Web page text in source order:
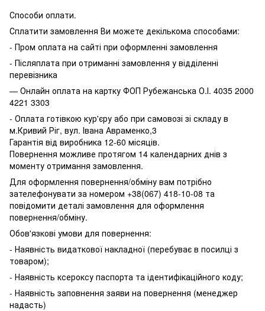
Способи оплати.
Сплатити замовлення Ви можете декількома способами:
- Пром оплата на сайті при оформленні замовлення
- Післяплата при отриманні замовлення у відділенні
перевізника
— Онлайн оплата на картку ФОП Рубежанська О.І. 4035 2000
4221 3303
- Оплата готівкою кур'єру або при самовозі зі складу в
м.Кривий Ріг, вул. Івана Авраменко,3
Гарантія від виробника 12-60 місяців.
Повернення можливе протягом 14 календарних днів з
моменту отримання замовлення.
Для оформлення повернення/обміну вам потрібно
зателефонувати за номером +38(067) 418-10-08 та
повідомити деталі замовлення для оформлення
повернення/обміну.
Обов'язкові умови для повернення:
- Наявність видаткової накладної (перебуває в посилці з
товаром);
- Наявність ксероксу паспорта та ідентифікаційного коду;
- Наявність заповнення заяви на повернення (менеджер
надасть)